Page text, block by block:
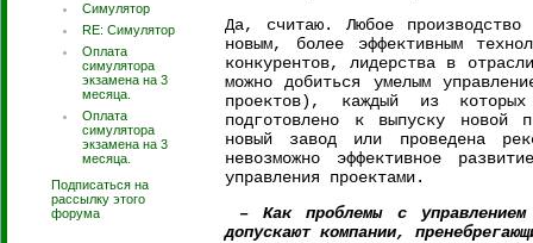
Симулятор
RE: Симулятор
Оплата
симулятора
экзамена на 3
месяца.
Оплата
симулятора
экзамена на 3
месяца.
Подписаться на
рассылку этого
форума
Да, считаю. Любое производство
новым, более эффективным
конкурентов, лидерства в
можно добиться умелым
проектов), каждый из которых
подготовлено к выпуску новой
новый завод или проведена
невозможно эффективное
управления проектами.
– Как проблемы с управлением
допускают компании,